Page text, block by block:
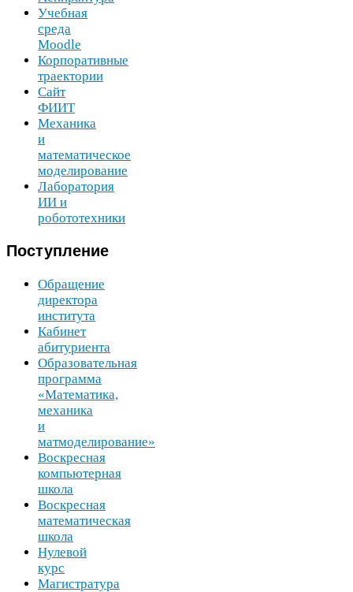
Учебная
среда
Moodle
Корпоративные
траектории
Сайт
ФИИТ
Механика
и
математическое
моделирование
Лаборатория
ИИ и
робототехники
Поступление
Обращение
директора
института
Кабинет
абитуриента
Образовательная
программа
«Математика,
механика
и
матмоделирование»
Воскресная
компьютерная
школа
Воскресная
математическая
школа
Нулевой
курс
Магистратура